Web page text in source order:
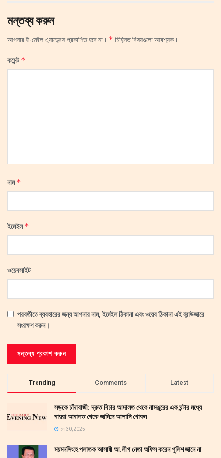
মন্তব্য করুন
আপনার ই-মেইল এ্যাড্রেস প্রকাশিত হবে না। * চিহ্নিত বিষয়গুলো আবশ্যক।
কমেন্ট*
নাম*
ইমেইল*
ওয়েবসাইট
পরবর্তীতে ব্যবহারের জন্য আপনার নাম, ইমেইল ঠিকানা এবং ওয়েব ঠিকানা এই ব্রাউজারে
সংরক্ষণ করুন।
Trending Comments Latest
সড়কে চাঁদাবাজী: দ্রুত বিচার আদালত থেকে নামঞ্জুরের এক ঘন্টার মধ্যে
দায়রা আদালত থেকে জামিনে আসামি খোকন
মে 30, 2025
ময়মনসিংহে পলাতক আসামী আ.লীগ নেতা অফিস করেন পুলিশ জানে না